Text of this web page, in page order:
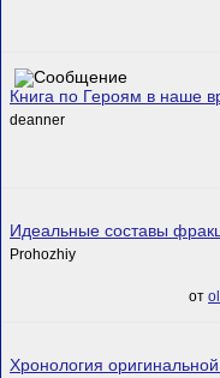
Книга по Героям в наше
deanner
Идеальные составы
Prohozhiy
от
Хронология